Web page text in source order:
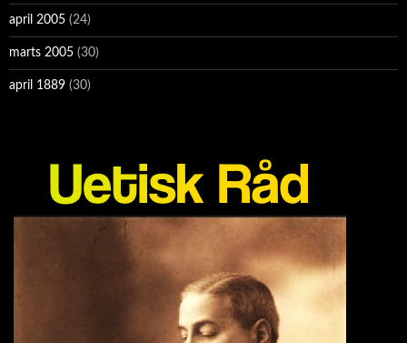
april 2005 (24)
marts 2005 (30)
april 1889 (30)